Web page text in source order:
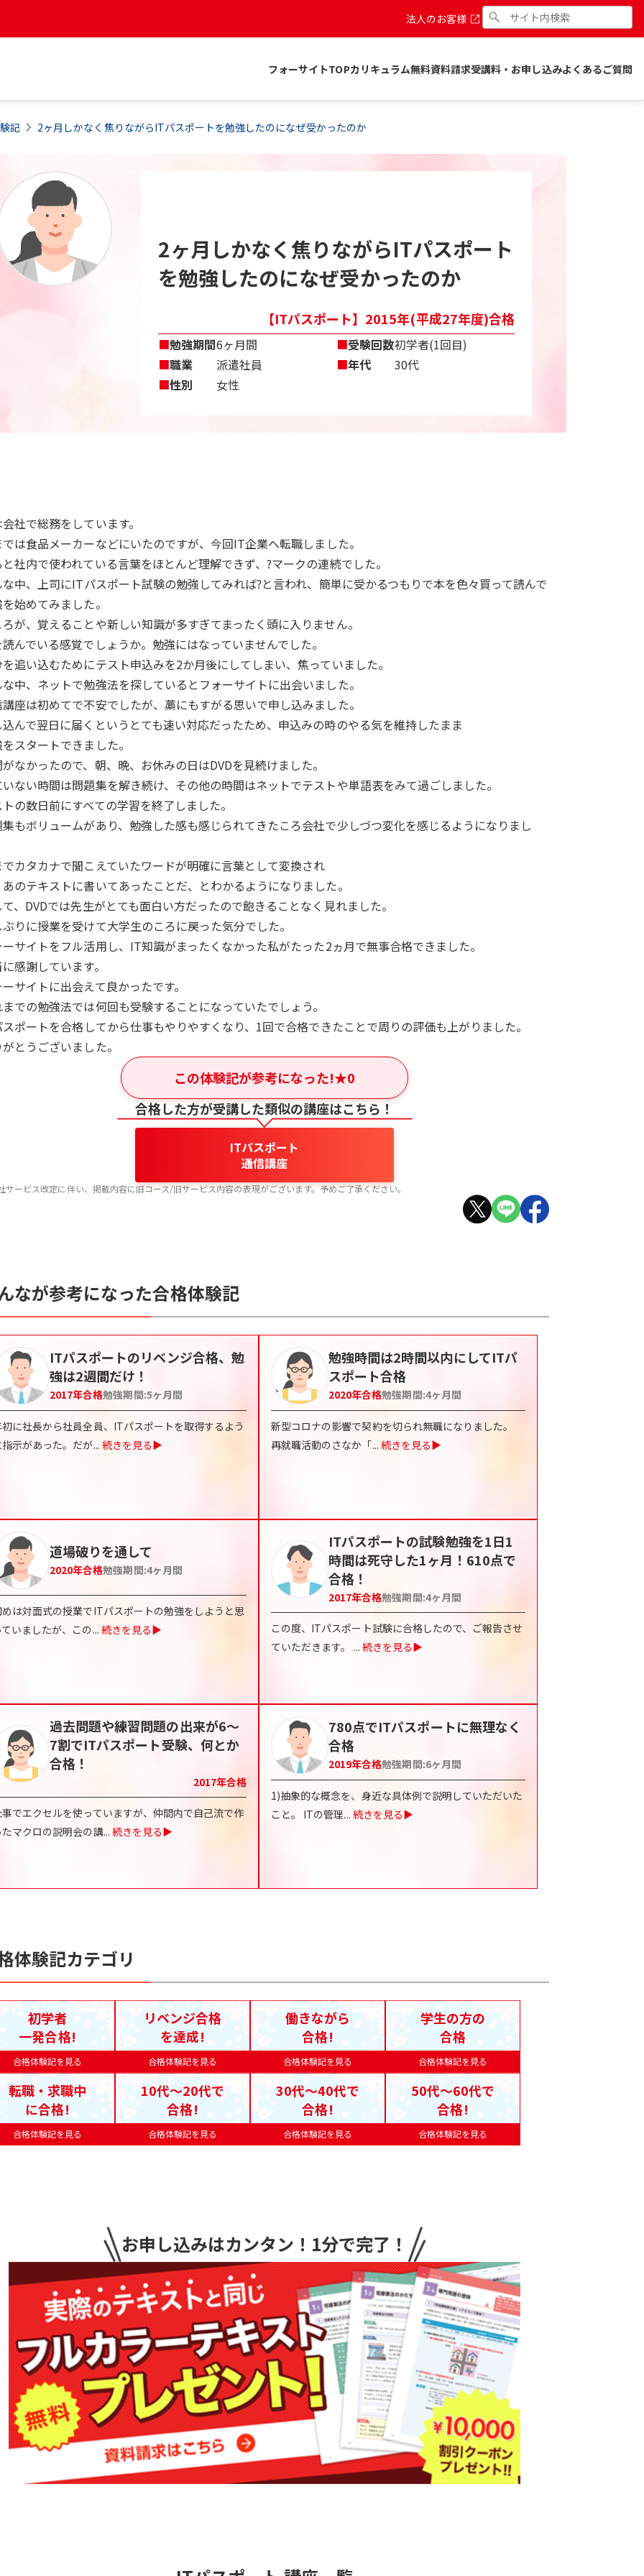
法人のお客様
フォーサイトTOPカリキュラム無料資料請求受講料・お申し込みよくあるご質問
記 2ヶ月しかなく焦りながらITパスポートを勉強したのになぜ受かったのか
2ヶ月しかなく焦りながらITパスポート
を勉強したのになぜ受かったのか
【ITパスポート】2015年(平成27年度)合格
■勉強期間6ヶ月間
■職業
派遣社員
■性別 女性
■受験回数初学者(1回目)
■年代 30代
社で総務をしています。
は食品メーカーなどにいたのですが、今回IT企業へ転職しました。
社内で使われている言葉をほとんど理解できず、?マークの連続でした。
中、上司にITパスポート試験の勉強してみれば?と言われ、簡単に受かるつもりで本を色々買って読んで
始めてみました。
が、覚えることや新しい知識が多すぎてまったく頭に入りません。
んでいる感覚でしょうか。勉強にはなっていませんでした。
追い込むためにテスト申込みを2か月後にしてしまい、焦っていました。
中、ネットで勉強法を探しているとフォーサイトに出会いました。
座は初めてで不安でしたが、藁にもすがる思いで申し込みました。
んで翌日に届くというとても速い対応だったため、申込みの時のやる気を維持したまま
スタートできました。
なかったので、朝、晩、お休みの日はDVDを見続けました。
ない時間は問題集を解き続け、その他の時間はネットでテストや単語表をみて過ごしました。
の数日前にすべての学習を終了しました。
もボリュームがあり、勉強した感も感じられてきたころ会社で少しづつ変化を感じるようになりまし
カタカナで聞こえていたワードが明確に言葉として変換され
のテキストに書いてあったことだ、とわかるようになりました。
、DVDでは先生がとても面白い方だったので飽きることなく見れました。
りに授業を受けて大学生のころに戻った気分でした。
サイトをフル活用し、IT知識がまったくなかった私がたった2ヵ月で無事合格できました。
感謝しています。
サイトに出会えて良かったです。
での勉強法では何回も受験することになっていたでしょう。
ポートを合格してから仕事もやりやすくなり、1回で合格できたことで周りの評価も上がりました。
とうございました。
この体験記が参考になった!★0
合格した方が受講した類似の講座はこちら！
ITパスポート
通信講座
ービス改定に伴い、掲載内容に旧コース/旧サービス内容の表現がございます。予めご了承ください。
なが参考になった合格体験記
ITパスポートのリベンジ合格、勉
強は2週間だけ！
2017年合格勉強期間:5ヶ月間
に社長から社員全員、ITパスポートを取得するよう
示があった。だが... 続きを見る▶
勉強時間は2時間以内にしてITパ
スポート合格
2020年合格勉強期間:4ヶ月間
新型コロナの影響で契約を切られ無職になりました。
再就職活動のさなか「... 続きを見る▶
道場破りを通して
2020年合格勉強期間:4ヶ月間
は対面式の授業でITパスポートの勉強をしようと思
いましたが、この... 続きを見る▶
ITパスポートの試験勉強を1日1
時間は死守した1ヶ月！610点で
合格！
2017年合格勉強期間:4ヶ月間
この度、ITパスポート試験に合格したので、ご報告させ
ていただきます。 ... 続きを見る▶
過去問題や練習問題の出来が6～
7割でITパスポート受験、何とか
合格！
2017年合格
でエクセルを使っていますが、仲間内で自己流で作
マクロの説明会の講... 続きを見る▶
780点でITパスポートに無理なく
合格
2019年合格勉強期間:6ヶ月間
1)抽象的な概念を、身近な具体例で説明していただいた
こと。 ITの管理... 続きを見る▶
体験記カテゴリ
合格体験記を見る
初学者
一発合格!
合格体験記を見る
リベンジ合格
を達成!
合格体験記を見る
働きながら
合格!
合格体験記を見る
学生の方の
合格
合格体験記を見る
転職・求職中
に合格!
合格体験記を見る
10代〜20代で
合格!
合格体験記を見る
30代〜40代で
合格!
合格体験記を見る
50代〜60代で
合格!
お申し込みはカンタン！1分で完了！